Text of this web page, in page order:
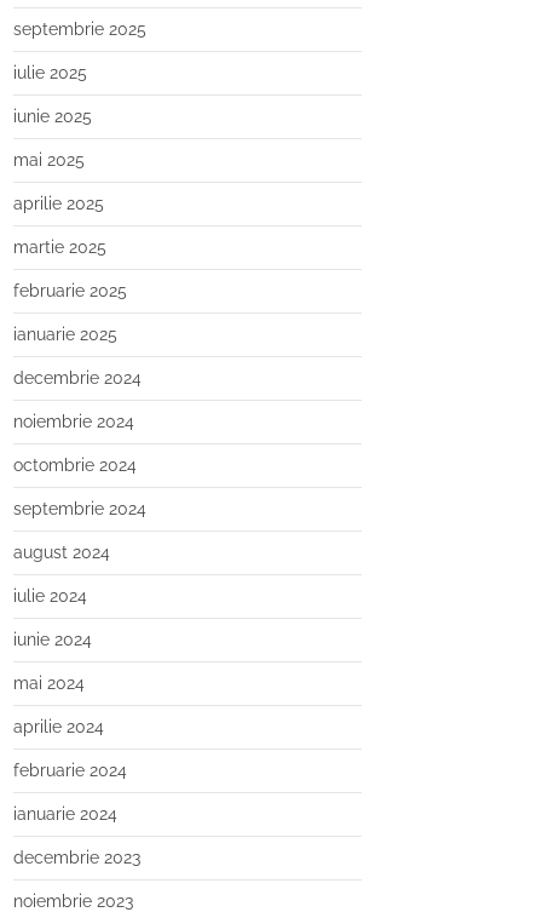
septembrie 2025
iulie 2025
iunie 2025
mai 2025
aprilie 2025
martie 2025
februarie 2025
ianuarie 2025
decembrie 2024
noiembrie 2024
octombrie 2024
septembrie 2024
august 2024
iulie 2024
iunie 2024
mai 2024
aprilie 2024
februarie 2024
ianuarie 2024
decembrie 2023
noiembrie 2023